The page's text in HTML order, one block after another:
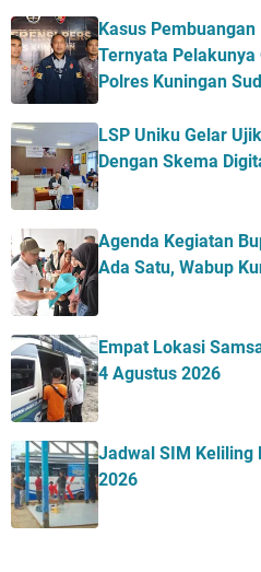
Kasus
Ternyata
Polres Kuningan
LSP Uniku Gelar
Dengan Skema
Agenda Kegiatan
Ada Satu, Wabup
Empat Lokasi
4 Agustus 2026
Jadwal SIM Keliling
2026